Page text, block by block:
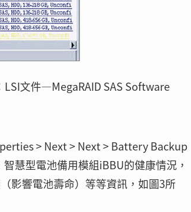
文件—MegaRAID SAS Software
> Next > Next > Battery Backup
慧型電池備用模組iBBU的健康情況，
影響電池壽命）等等資訊，如圖3所